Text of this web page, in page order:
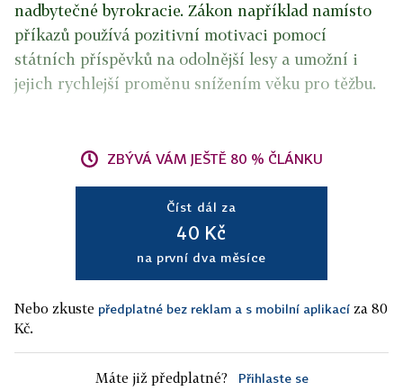
nadbytečné byrokracie. Zákon například namísto
příkazů používá pozitivní motivaci pomocí
státních příspěvků na odolnější lesy a umožní i
jejich rychlejší proměnu snížením věku pro těžbu.
ZBÝVÁ VÁM JEŠTĚ 80 % ČLÁNKU
Číst dál za
40 Kč
na první dva měsíce
Nebo zkuste předplatné bez reklam a s mobilní aplikací za 80
Kč.
Máte již předplatné? Přihlaste se